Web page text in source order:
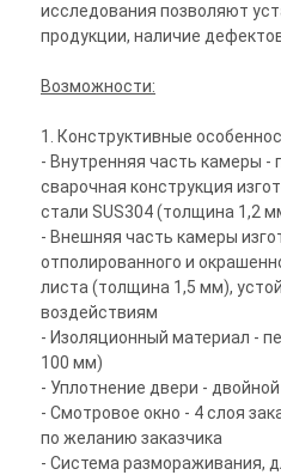
исследования позволяют
продукции, наличие
Возможности:
1. Конструктивные
- Внутренняя часть камеры -
сварочная конструкция
стали SUS304 (толщина 1,2
- Внешняя часть камеры
отполированного и
листа (толщина 1,5 мм),
воздействиям
- Изоляционный материал -
100 мм)
- Уплотнение двери -
- Смотровое окно - 4 слоя
по желанию заказчика
- Система размораживания,